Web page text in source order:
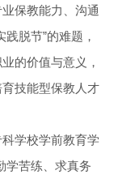
保教能力、沟通
脱节”的难题，
的价值与意义，
技能型保教人才
学校学前教育学
学苦练、求真务